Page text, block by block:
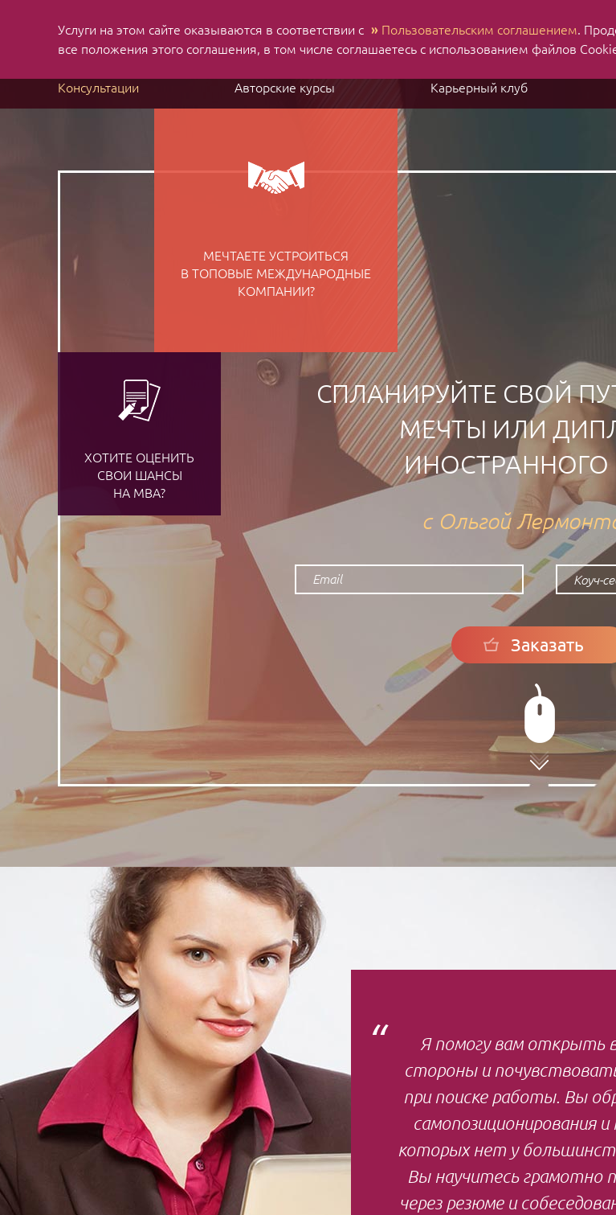
MBA applications
Ru En
Консультации Авторские курсы Карьерный клуб
ХОТИТЕ ОЦЕНИТЬ
СВОИ ШАНСЫ
НА MBA?
МЕЧТАЕТЕ УСТРОИТЬСЯ
В ТОПОВЫЕ МЕЖДУНАРОДНЫЕ
КОМПАНИИ?
СПЛАНИРУЙТЕ СВОЙ
МЕЧТЫ ИЛИ
ИНОСТРАННОГО
с Ольгой
Коуч-
Заказать
Я помогу вам открыть
стороны и
при поиске работы. Вы
самопозиционирования и
которых нет у
Вы научитесь грамотно
через резюме и
Услуги на этом сайте оказываются в соответствии с » Пользовательским соглашением.
все положения этого соглашения, в том числе соглашаетесь с использованием файлов